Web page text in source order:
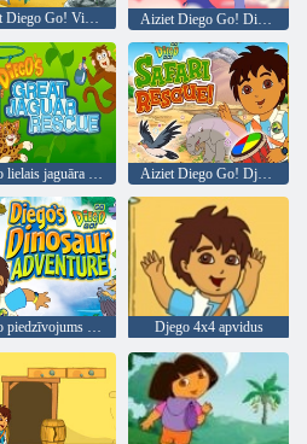
Aiziet Diego Go! Vientuļnieku krabju glābšana Aiziet Diego Go! Diego Dino Flyer glābšana
Djego lielais jaguāra glābšanas līdzeklis Aiziet Diego Go! Djego safari glābšana
Djego piedzīvojums ar dinozauriem Djego 4x4 apvidus